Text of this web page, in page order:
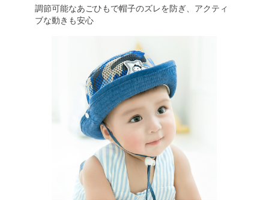
調節可能なあごひもで帽子のズレを防ぎ、アクティ
ブな動きも安心